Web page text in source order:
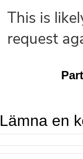
Lämna en